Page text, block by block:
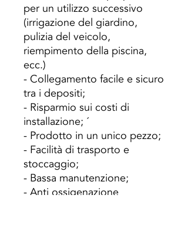
per un utilizzo successivo
(irrigazione del giardino,
pulizia del veicolo,
riempimento della piscina,
ecc.)
- Collegamento facile e sicuro
tra i depositi;
- Risparmio sui costi di
installazione; ´
- Prodotto in un unico pezzo;
- Facilità di trasporto e
stoccaggio;
- Bassa manutenzione;
- Anti ossigenazione